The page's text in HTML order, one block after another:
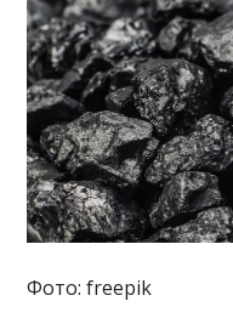
Фото: freepik